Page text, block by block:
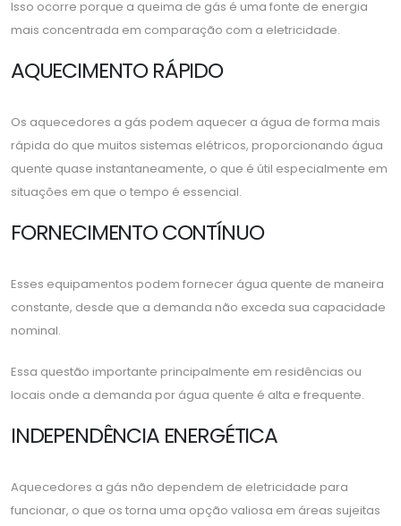
Isso ocorre porque a queima de gás é uma fonte de energia
mais concentrada em comparação com a eletricidade.
AQUECIMENTO RÁPIDO
Os aquecedores a gás podem aquecer a água de forma mais
rápida do que muitos sistemas elétricos, proporcionando água
quente quase instantaneamente, o que é útil especialmente em
situações em que o tempo é essencial.
FORNECIMENTO CONTÍNUO
Esses equipamentos podem fornecer água quente de maneira
constante, desde que a demanda não exceda sua capacidade
nominal.
Essa questão importante principalmente em residências ou
locais onde a demanda por água quente é alta e frequente.
INDEPENDÊNCIA ENERGÉTICA
Aquecedores a gás não dependem de eletricidade para
funcionar, o que os torna uma opção valiosa em áreas sujeitas